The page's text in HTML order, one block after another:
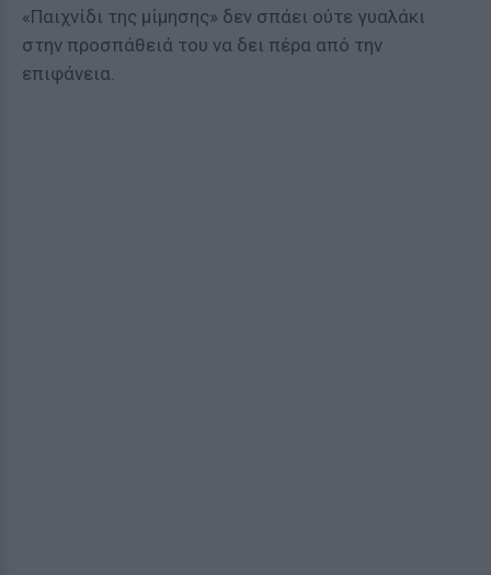
«Παιχνίδι της μίμησης» δεν σπάει ούτε γυαλάκι
στην προσπάθειά του να δει πέρα από την
επιφάνεια.